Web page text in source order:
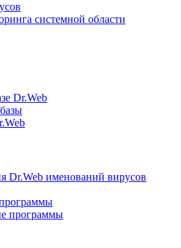
системной области
Dr.Web
Dr.Web именований вирусов
программы